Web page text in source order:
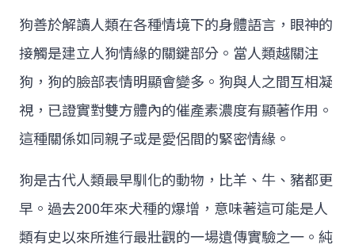
狗善於解讀人類在各種情境下的身體語言，眼神的
接觸是建立人狗情緣的關鍵部分。當人類越關注
狗，狗的臉部表情明顯會變多。狗與人之間互相凝
視，已證實對雙方體內的催產素濃度有顯著作用。
這種關係如同親子或是愛侶間的緊密情緣。
狗是古代人類最早馴化的動物，比羊、牛、豬都更
早。過去200年來犬種的爆增，意味著這可能是人
類有史以來所進行最壯觀的一場遺傳實驗之一。純